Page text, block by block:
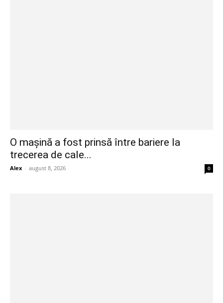
O mașină a fost prinsă între bariere la
trecerea de cale...
Alex - august 8, 2026 0